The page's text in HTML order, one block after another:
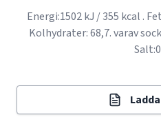
Energi:1502 kJ / 355 kcal .
Kolhydrater: 68,7. varav